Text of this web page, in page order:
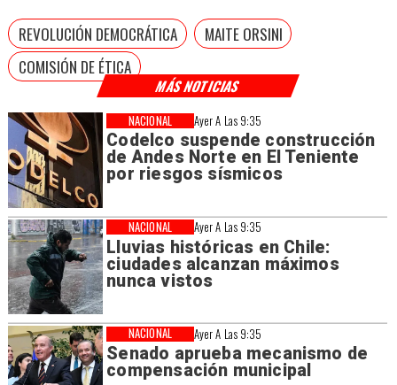
MÁS NOTICIAS
Ayer A Las 9:35
Codelco suspende construcción
de Andes Norte en El Teniente
por riesgos sísmicos
NACIONAL
Ayer A Las 9:35
Lluvias históricas en Chile:
ciudades alcanzan máximos
nunca vistos
NACIONAL
Ayer A Las 9:35
Senado aprueba mecanismo de
compensación municipal
NACIONAL
REVOLUCIÓN DEMOCRÁTICA
MAITE ORSINI
COMISIÓN DE ÉTICA